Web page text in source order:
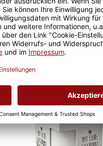
für Tassen - Frohe
Weihnachten - HO HO
Grußkarten zum